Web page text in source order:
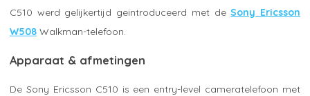
C510 werd gelijkertijd geintroduceerd met deSony Ericsson
W508 Walkman-telefoon.
Apparaat & afmetingen
De Sony Ericsson C510 is een entry-level cameratelefoon met